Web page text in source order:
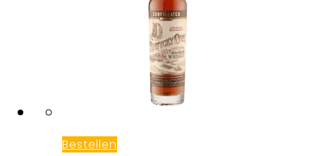
Bestellen